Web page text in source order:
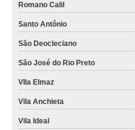
Romano Calil
Santo Antônio
São Deocleciano
São José do Rio Preto
VIla Elmaz
Vila Anchieta
Vila Ideal